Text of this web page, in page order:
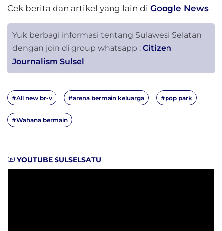
Cek berita dan artikel yang lain di Google News
Yuk berbagi informasi tentang Sulawesi Selatan
dengan join di group whatsapp : Citizen
Journalism Sulsel
#All new br-v #arena bermain keluarga #pop park
#Wahana bermain
YOUTUBE SULSELSATU